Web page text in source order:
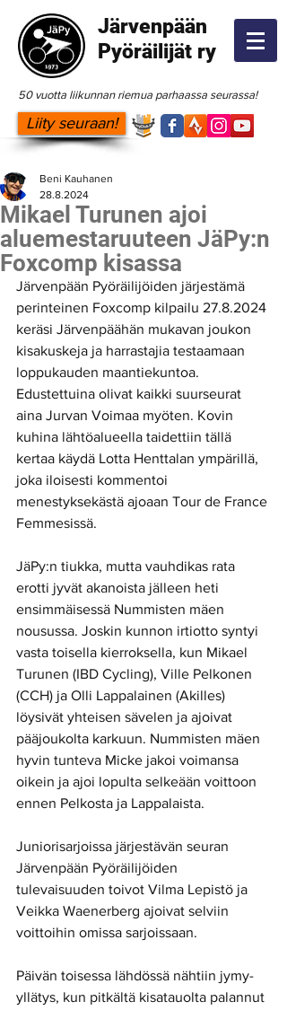
Järvenpään
Pyöräilijät ry
50 vuotta liikunnan riemua parhaassa seurassa!
Liity seuraan!
Mikael Turunen ajoi
aluemestaruuteen JäPy:n
Foxcomp kisassa
Beni Kauhanen
28.8.2024
Järvenpään Pyöräilijöiden järjestämä
perinteinen Foxcomp kilpailu 27.8.2024
keräsi Järvenpäähän mukavan joukon
kisakuskeja ja harrastajia testaamaan
loppukauden maantiekuntoa.
Edustettuina olivat kaikki suurseurat
aina Jurvan Voimaa myöten. Kovin
kuhina lähtöalueella taidettiin tällä
kertaa käydä Lotta Henttalan ympärillä,
joka iloisesti kommentoi
menestyksekästä ajoaan Tour de France
Femmesissä.
JäPy:n tiukka, mutta vauhdikas rata
erotti jyvät akanoista jälleen heti
ensimmäisessä Nummisten mäen
nousussa. Joskin kunnon irtiotto syntyi
vasta toisella kierroksella, kun Mikael
Turunen (IBD Cycling), Ville Pelkonen
(CCH) ja Olli Lappalainen (Akilles)
löysivät yhteisen sävelen ja ajoivat
pääjoukolta karkuun. Nummisten mäen
hyvin tunteva Micke jakoi voimansa
oikein ja ajoi lopulta selkeään voittoon
ennen Pelkosta ja Lappalaista.
Juniorisarjoissa järjestävän seuran
Järvenpään Pyöräilijöiden
tulevaisuuden toivot Vilma Lepistö ja
Veikka Waenerberg ajoivat selviin
voittoihin omissa sarjoissaan.
Päivän toisessa lähdössä nähtiin jymy-
yllätys, kun pitkältä kisatauolta palannut